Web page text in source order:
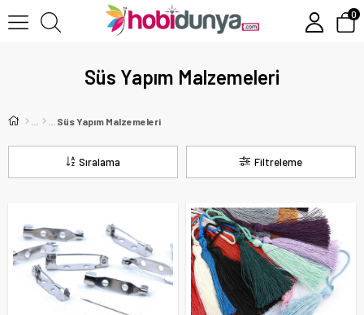
0
Süs Yapım Malzemeleri
Süs Yapım Malzemeleri
Filtreleme
Sıralama